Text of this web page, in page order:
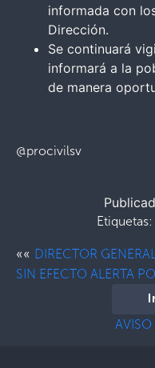
informada con
Dirección.
Se continuará
informará a la
de manera
@procivilsv
Etiquetas:
«« DIRECTOR
SIN EFECTO ALERTA